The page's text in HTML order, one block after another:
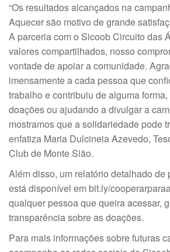
“Os resultados alcançados na
Aquecer são motivo de grande
A parceria com o Sicoob Circuito das
valores compartilhados, nosso
vontade de apoiar a comunidade.
imensamente a cada pessoa que
trabalho e contribuiu de alguma
doações ou ajudando a divulgar a
mostramos que a solidariedade pode
enfatiza Maria Dulcineia Azevedo,
Club de Monte Sião.
Além disso, um relatório detalhado de
está disponível em bit.ly/
qualquer pessoa que queira acessar,
transparência sobre as doações.
Para mais informações sobre futuras